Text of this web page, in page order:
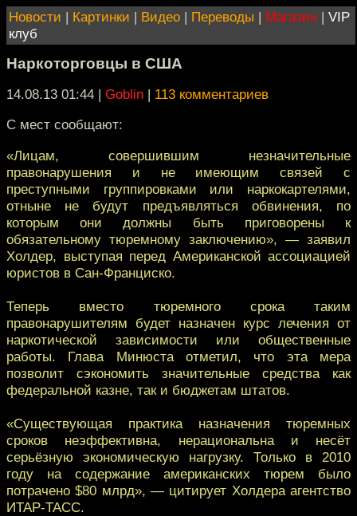
Новости | Картинки | Видео | Переводы | Магазин | VIP
клуб
Наркоторговцы в США
14.08.13 01:44 | Goblin | 113 комментариев
С мест сообщают:
«Лицам, совершившим незначительные
правонарушения и не имеющим связей с
преступными группировками или наркокартелями,
отныне не будут предъявляться обвинения, по
которым они должны быть приговорены к
обязательному тюремному заключению», — заявил
Холдер, выступая перед Американской ассоциацией
юристов в Сан-Франциско.
Теперь вместо тюремного срока таким
правонарушителям будет назначен курс лечения от
наркотической зависимости или общественные
работы. Глава Минюста отметил, что эта мера
позволит сэкономить значительные средства как
федеральной казне, так и бюджетам штатов.
«Существующая практика назначения тюремных
сроков неэффективна, нерациональна и несёт
серьёзную экономическую нагрузку. Только в 2010
году на содержание американских тюрем было
потрачено $80 млрд», — цитирует Холдера агентство
ИТАР-ТАСС.